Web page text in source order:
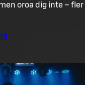
oroa dig inte – fler